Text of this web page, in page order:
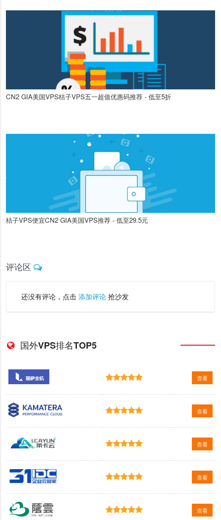
CN2 GIA美国VPS桔子VPS五一超值优惠码推荐 - 低至5折
桔子VPS便宜CN2 GIA美国VPS推荐 - 低至29.5元
评论区
还没有评论，点击 添加评论抢沙发
国外VPS排名TOP5
查看
查看
查看
查看
查看